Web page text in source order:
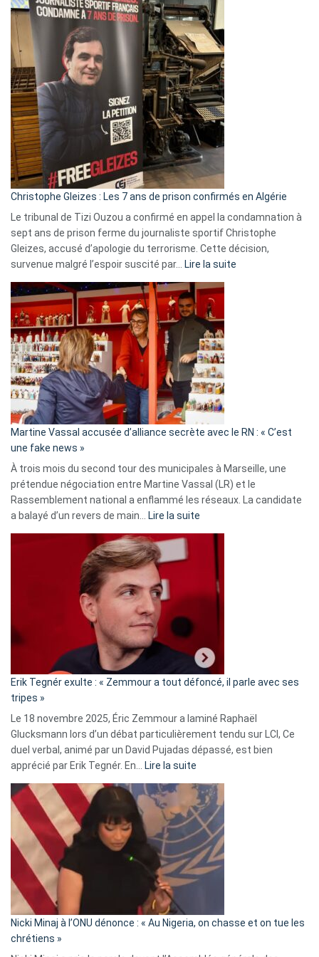
2026
:
Pays-
Bas,
Espagne,
Irlande
et
Slovénie
rejettent
la
présence
d’Israël
Christophe Gleizes : Les 7 ans de prison confirmés en Algérie
Le tribunal de Tizi Ouzou a confirmé en appel la condamnation à
sept ans de prison ferme du journaliste sportif Christophe
Gleizes, accusé d’apologie du terrorisme. Cette décision,
survenue malgré l’espoir suscité par… Lire la suite
Algérie
Martine Vassal accusée d’alliance secrète avec le RN : « C’est
une fake news »
À trois mois du second tour des municipales à Marseille, une
prétendue négociation entre Martine Vassal (LR) et le
Rassemblement national a enflammé les réseaux. La candidate
a balayé d’un revers de main… Lire la suite
d’alliance
secrète
«
C’est
fake
news
»
Erik Tegnér exulte : « Zemmour a tout défoncé, il parle avec ses
tripes »
Le 18 novembre 2025, Éric Zemmour a laminé Raphaël
Glucksmann lors d’un débat particulièrement tendu sur LCI, Ce
duel verbal, animé par un David Pujadas dépassé, est bien
apprécié par Erik Tegnér. En… Lire la suite
Tegnér
exulte
« Zemmour
a
tout
parle
ses
Nicki Minaj à l’ONU dénonce : « Au Nigeria, on chasse et on tue les
chrétiens »